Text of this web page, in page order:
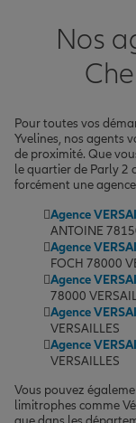
Nos
Pour toutes vos
Yvelines, nos agents
de proximité. Que
le quartier de Parly 2
forcément une
Agence
ANTOINE
Agence
FOCH 78000
Agence
78000
Agence
VERSAILLES
Agence
VERSAILLES
Vous pouvez
limitrophes comme